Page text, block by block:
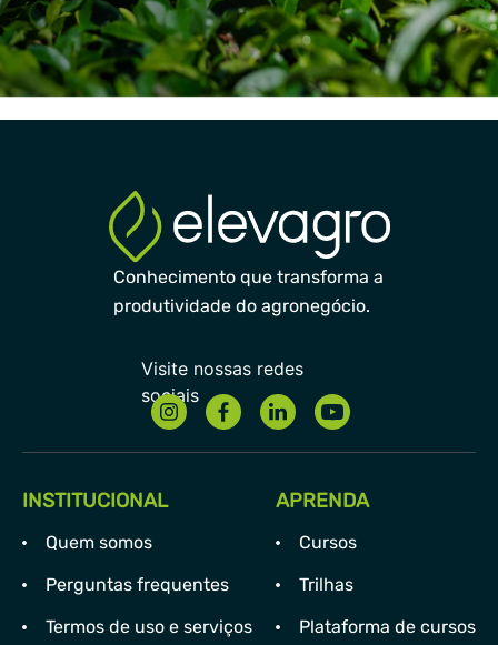
Conhecimento que transforma a
produtividade do agronegócio.
INSTITUCIONAL
Quem somos
Perguntas frequentes
Termos de uso e serviços
APRENDA
Cursos
Trilhas
Plataforma de cursos